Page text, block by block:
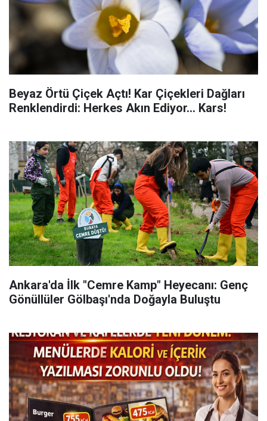
Beyaz Örtü Çiçek Açtı! Kar Çiçekleri Dağları
Renklendirdi: Herkes Akın Ediyor... Kars!
Ankara'da İlk "Cemre Kamp" Heyecanı: Genç
Gönüllüler Gölbaşı'nda Doğayla Buluştu